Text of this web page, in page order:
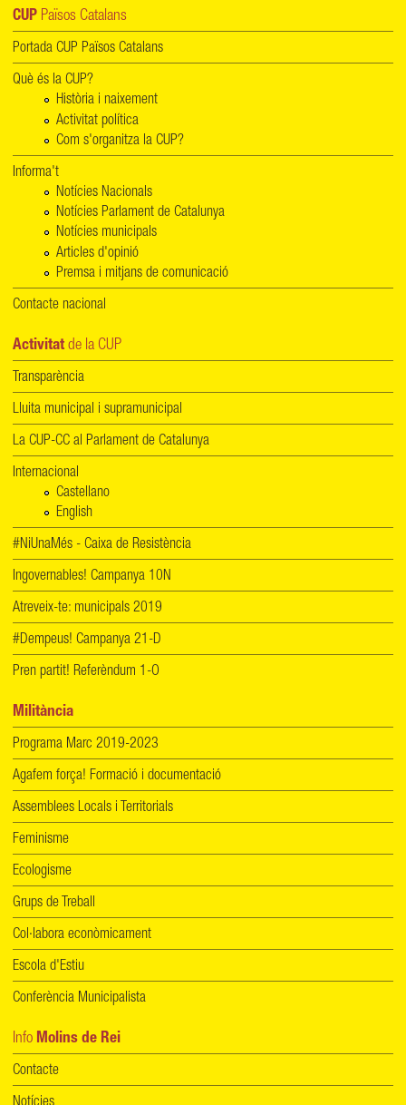
CUP Països Catalans
Portada CUP Països Catalans
Què és la CUP?
Història i naixement
Activitat política
Com s'organitza la CUP?
Informa't
Notícies Nacionals
Notícies Parlament de Catalunya
Notícies municipals
Articles d'opinió
Premsa i mitjans de comunicació
Contacte nacional
Activitat de la CUP
Transparència
Lluita municipal i supramunicipal
La CUP-CC al Parlament de Catalunya
Internacional
Castellano
English
#NiUnaMés - Caixa de Resistència
Ingovernables! Campanya 10N
Atreveix-te: municipals 2019
#Dempeus! Campanya 21-D
Pren partit! Referèndum 1-O
Militància
Programa Marc 2019-2023
Agafem força! Formació i documentació
Assemblees Locals i Territorials
Feminisme
Ecologisme
Grups de Treball
Col·labora econòmicament
Escola d'Estiu
Conferència Municipalista
Info Molins de Rei
Contacte